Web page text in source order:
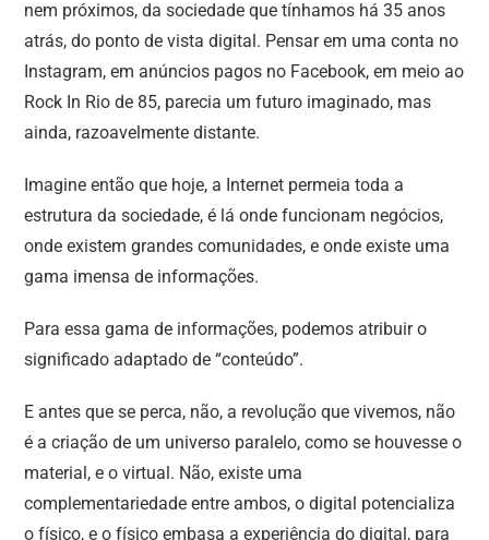
nem próximos, da sociedade que tínhamos há 35 anos
atrás, do ponto de vista digital. Pensar em uma conta no
Instagram, em anúncios pagos no Facebook, em meio ao
Rock In Rio de 85, parecia um futuro imaginado, mas
ainda, razoavelmente distante.
Imagine então que hoje, a Internet permeia toda a
estrutura da sociedade, é lá onde funcionam negócios,
onde existem grandes comunidades, e onde existe uma
gama imensa de informações.
Para essa gama de informações, podemos atribuir o
significado adaptado de “conteúdo”.
E antes que se perca, não, a revolução que vivemos, não
é a criação de um universo paralelo, como se houvesse o
material, e o virtual. Não, existe uma
complementariedade entre ambos, o digital potencializa
o físico, e o físico embasa a experiência do digital, para